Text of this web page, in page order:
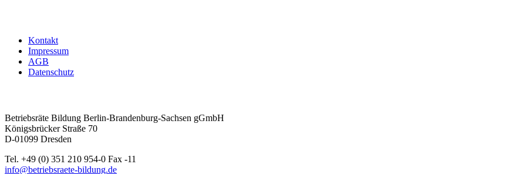
Kontakt
Impressum
AGB
Datenschutz
Betriebsräte Bildung Berlin-Brandenburg-Sachsen gGmbH
Königsbrücker Straße 70
D-01099 Dresden
Tel. +49 (0) 351 210 954-0 Fax -11
info@betriebsraete-bildung.de